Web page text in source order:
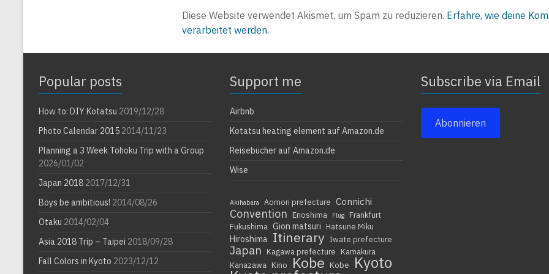
Diese Website verwendet Akismet, um Spam zu reduzieren. Erfahre, wie deine
verarbeitet werden.
Popular posts
How to: DIY Kotatsu 2019/12/28
Photo Calendar 2015 2014/11/23
Planning a 3 Week Tohoku Trip with a Group
2026/01/02
Japan 2018 2017/12/31
Boys be ambitious! 2014/08/26
Otaku 2014/02/04
Asia 2018 Trip – Taipei 2018/09/28
Fall Colors in Kyoto 2023/12/12
Support me
Airbnb
Kotatsu heating element auf Amazon.de
Reisebücher auf Amazon.de
Wise
Akihabara Aomori prefecture Connichi
Convention Enoshima Flug
Frankfurt
Fukushima Gion matsuri Hatsune Miku
Hiroshima Itinerary Iwate prefecture
Japan Kagawa prefecture
Kamakura
Kanazawa
Kino Kobe Kobe Kyoto
Subscribe via Email
Abonnieren